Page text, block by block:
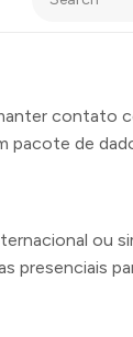
contato
pacote de
ou
presenciais